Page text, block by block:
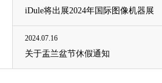
iDule将出展2024年国际图像机器展
2024.07.16
关于盂兰盆节休假通知